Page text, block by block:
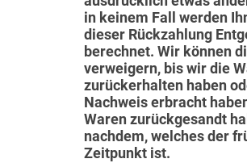
in keinem Fall werden
dieser Rückzahlung
berechnet. Wir können
verweigern, bis wir die
zurückerhalten haben
Nachweis erbracht
Waren zurückgesandt
nachdem, welches der
Zeitpunkt ist.